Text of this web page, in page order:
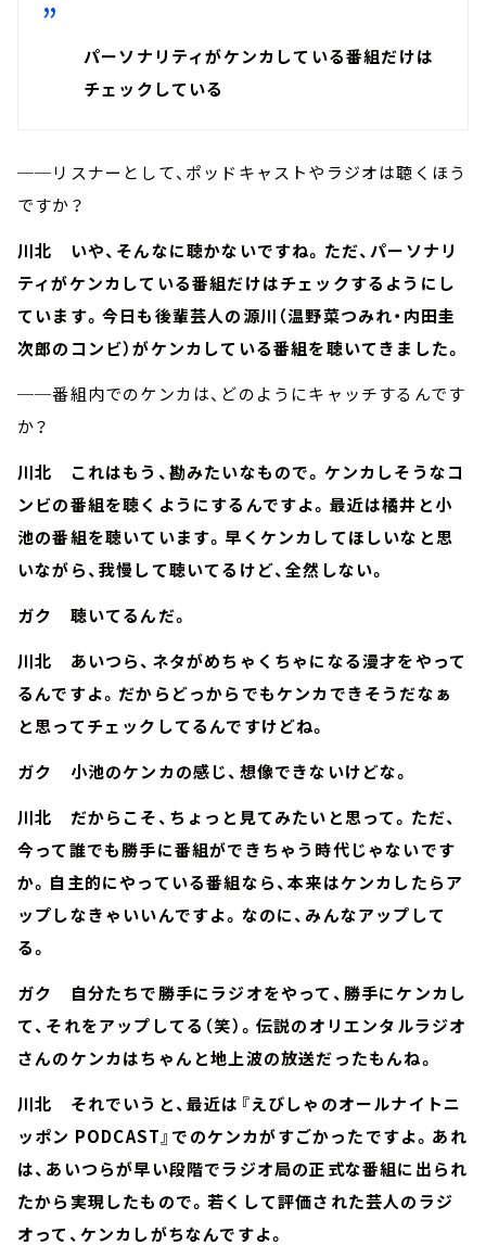
パーソナリティがケンカしている番組だけは
チェックしている
──リスナーとして、ポッドキャストやラジオは聴くほう
ですか？
川北 いや、そんなに聴かないですね。ただ、パーソナリ
ティがケンカしている番組だけはチェックするようにし
ています。今日も後輩芸人の源川（温野菜つみれ・内田圭
次郎のコンビ）がケンカしている番組を聴いてきました。
──番組内でのケンカは、どのようにキャッチするんです
か？
川北 これはもう、勘みたいなもので。ケンカしそうなコ
ンビの番組を聴くようにするんですよ。最近は橘井と小
池の番組を聴いています。早くケンカしてほしいなと思
いながら、我慢して聴いてるけど、全然しない。
ガク 聴いてるんだ。
川北 あいつら、ネタがめちゃくちゃになる漫才をやって
るんですよ。だからどっからでもケンカできそうだなぁ
と思ってチェックしてるんですけどね。
ガク 小池のケンカの感じ、想像できないけどな。
川北 だからこそ、ちょっと見てみたいと思って。ただ、
今って誰でも勝手に番組ができちゃう時代じゃないです
か。自主的にやっている番組なら、本来はケンカしたらア
ップしなきゃいいんですよ。なのに、みんなアップして
る。
ガク 自分たちで勝手にラジオをやって、勝手にケンカし
て、それをアップしてる（笑）。伝説のオリエンタルラジオ
さんのケンカはちゃんと地上波の放送だったもんね。
川北 それでいうと、最近は『えびしゃのオールナイトニ
ッポン PODCAST』でのケンカがすごかったですよ。あれ
は、あいつらが早い段階でラジオ局の正式な番組に出られ
たから実現したもので。若くして評価された芸人のラジ
オって、ケンカしがちなんですよ。